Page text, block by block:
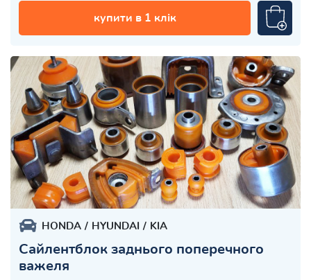
купити в 1 клік
HONDA HYUNDAI KIA
Сайлентблок заднього поперечного
важеля